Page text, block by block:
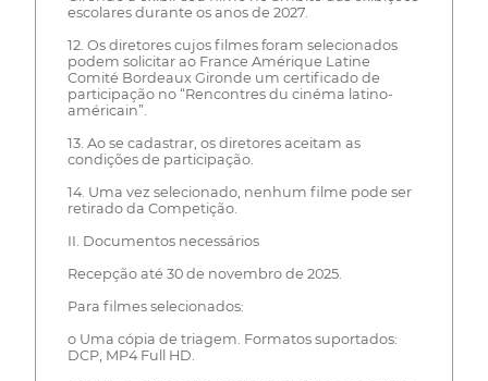
escolares durante os anos de 2027.
12. Os diretores cujos filmes foram selecionados
podem solicitar ao France Amérique Latine
Comité Bordeaux Gironde um certificado de
participação no “Rencontres du cinéma latino-
américain”.
13. Ao se cadastrar, os diretores aceitam as
condições de participação.
14. Uma vez selecionado, nenhum filme pode ser
retirado da Competição.
II. Documentos necessários
Recepção até 30 de novembro de 2025.
Para filmes selecionados:
o Uma cópia de triagem. Formatos suportados:
DCP, MP4 Full HD.